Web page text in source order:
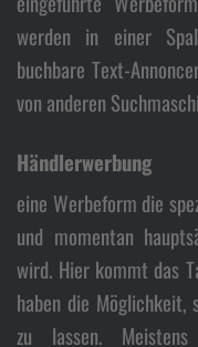
werden in einer
buchbare Text-
von anderen
Händlerwerbung
eine Werbeform die
und momentan
wird. Hier kommt das
haben die
zu lassen.